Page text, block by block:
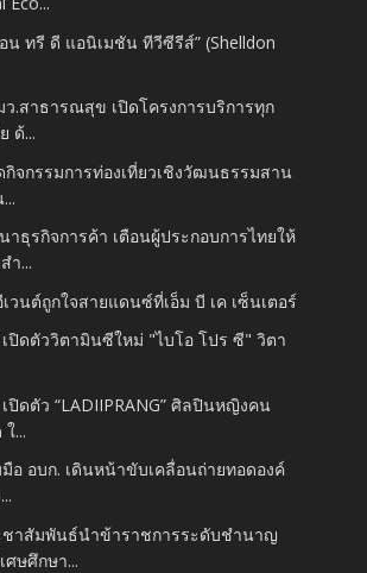
น ทรี ดี แอนิเมชัน ทีวีซีรีส์” (Shelldon
ว.สาธารณสุข เปิดโครงการบริการทุก
ด้...
กิจกรรมการท่องเที่ยวเชิงวัฒนธรรมสาน
ธุรกิจการค้า เตือนผู้ประกอบการไทยให้
ำ...
วนต์ถูกใจสายแดนซ์ที่เอ็ม บี เค เซ็นเตอร์
เปิดตัววิตามินซีใหม่ "ไบโอ โปร ซี" วิตา
เปิดตัว “LADIIPRANG” ศิลปินหญิงคน
...
อ อบก. เดินหน้าขับเคลื่อนถ่ายทอดองค์
ชาสัมพันธ์นำข้าราชการระดับชำนาญ
ศษศึกษา...